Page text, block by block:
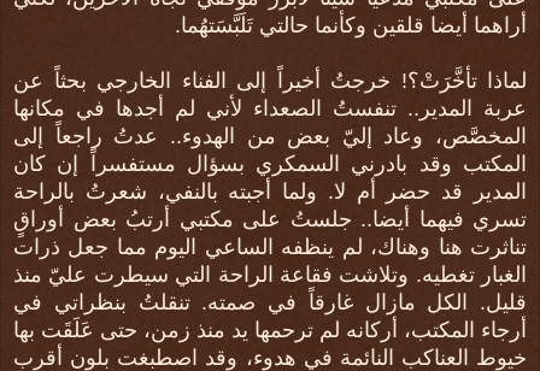
أراهما أيضا قلقين وكأنما حالتي تَلَبَّسَتهُما.
لماذا تأخَّرَتْ؟! خرجتُ أخيراً إلى الفناء الخارجي بحثاً عن
عربة المدير.. تنفستُ الصعداء لأني لم أجدها في مكانها
المخصَّص، وعاد إليّ بعض من الهدوء.. عدتُ راجعاً إلى
المكتب وقد بادرني السمكري بسؤال مستفسراً إن كان
المدير قد حضر أم لا. ولما أجبته بالنفي، شعرتُ بالراحة
تسري فيهما أيضا.. جلستُ على مكتبي أرتبُ بعض أوراقٍ
تناثرت هنا وهناك، لم ينظفه الساعي اليوم مما جعل ذرات
الغبار تغطيه. وتلاشت فقاعة الراحة التي سيطرت عليّ منذ
قليل. الكل مازال غارقاً في صمته. تنقلتُ بنظراتي في
أرجاء المكتب، أركانه لم ترحمها يد منذ زمن، حتى عَلَقَت بها
خيوط العناكب النائمة في هدوء، وقد اصطبغت بلون أقرب